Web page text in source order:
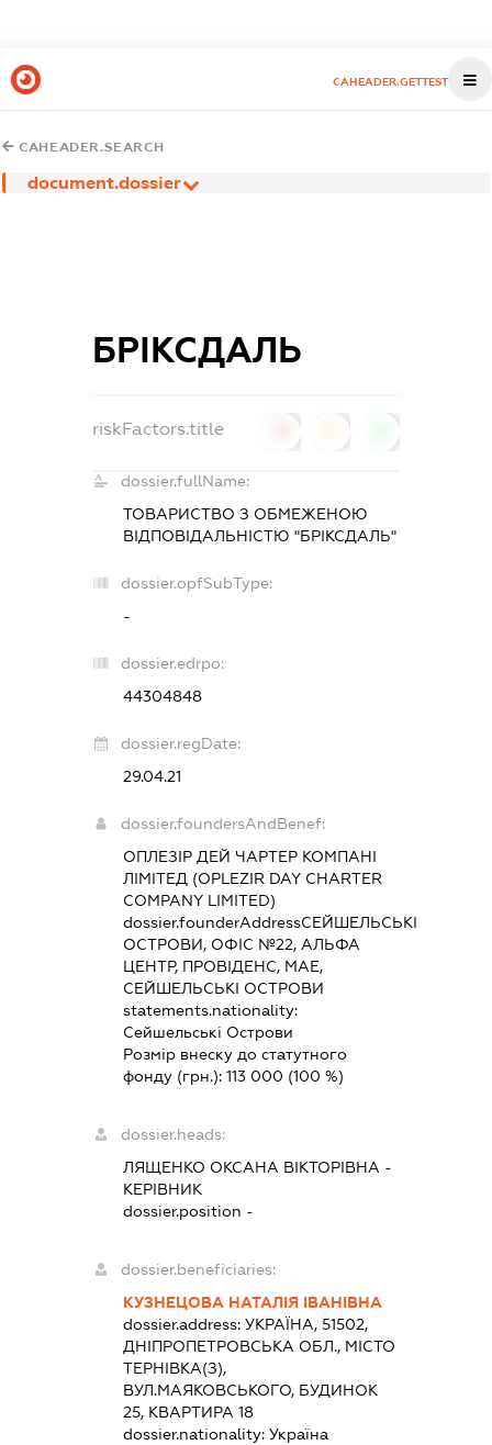
CAHEADER.GETTEST
CAHEADER.SEARCH
document.dossier
БРІКСДАЛЬ
riskFactors.title
dossier.fullName:
ТОВАРИСТВО З ОБМЕЖЕНОЮ
ВІДПОВІДАЛЬНІСТЮ "БРІКСДАЛЬ"
dossier.opfSubType:
-
dossier.edrpo:
44304848
dossier.regDate:
29.04.21
dossier.foundersAndBenef:
ОПЛЕЗІР ДЕЙ ЧАРТЕР КОМПАНІ
ЛІМІТЕД (OPLEZIR DAY CHARTER
COMPANY LIMITED)
dossier.founderAddressСЕЙШЕЛЬСЬКІ
ОСТРОВИ, ОФІС №22, АЛЬФА
ЦЕНТР, ПРОВІДЕНС, МАЕ,
СЕЙШЕЛЬСЬКІ ОСТРОВИ
statements.nationality:
Сейшельські Острови
Розмір внеску до статутного
фонду (грн.): 113 000 (100 %)
dossier.heads:
ЛЯЩЕНКО ОКСАНА ВІКТОРІВНА -
КЕРІВНИК
dossier.position -
dossier.beneficiaries:
КУЗНЕЦОВА НАТАЛІЯ ІВАНІВНА
dossier.address: УКРАЇНА, 51502,
ДНІПРОПЕТРОВСЬКА ОБЛ., МІСТО
ТЕРНІВКА(З),
ВУЛ.МАЯКОВСЬКОГО, БУДИНОК
25, КВАРТИРА 18
dossier.nationality: Україна